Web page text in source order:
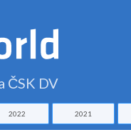
ČSK DV
2022 2021